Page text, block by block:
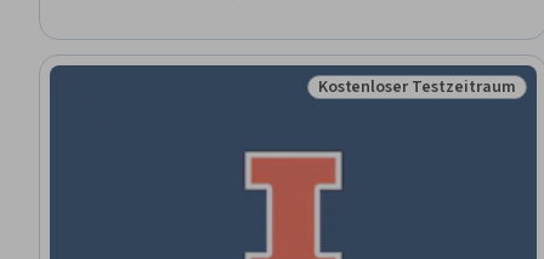
Interessenvertretern, Suchmaschinen-Marketing, Marketing für
soziale Medien, Kampagnenplanung, Persona-Entwicklung,
Optimierung der Inhalte, Inhaltliche Leistungsanalyse
Status: Kostenloser
Kostenloser Testzeitraum